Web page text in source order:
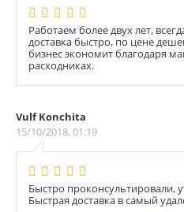
Работаем более двух лет,
доставка быстро, по цене
бизнес экономит благодаря
расходниках.
Vulf Konchita
15/10/2018, 01:19
Быстро проконсультировали,
Быстрая доставка в самый